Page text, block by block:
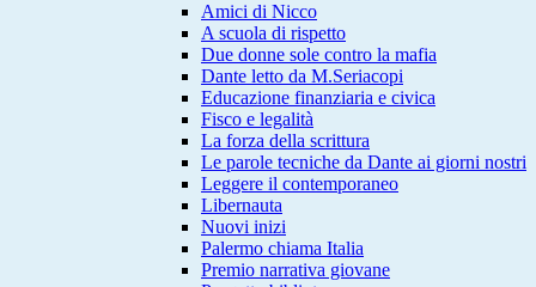
Amici di Nicco
A scuola di rispetto
Due donne sole contro la mafia
Dante letto da M.Seriacopi
Educazione finanziaria e civica
Fisco e legalità
La forza della scrittura
Le parole tecniche da Dante ai giorni nostri
Leggere il contemporaneo
Libernauta
Nuovi inizi
Palermo chiama Italia
Premio narrativa giovane